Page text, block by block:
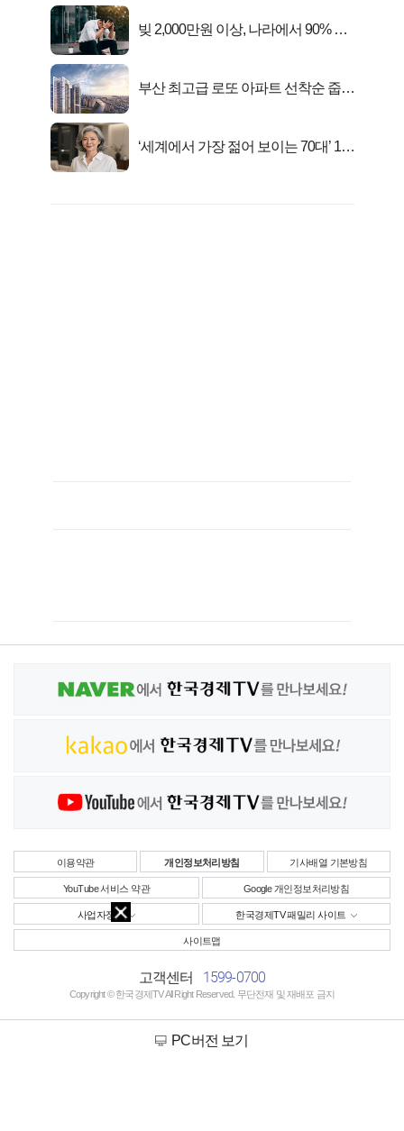
빚 2,000만원 이상, 나라에서 90% 갚
부산 최고급 로또 아파트 선착순 줍줍
‘세계에서 가장 젊어 보이는 70대’ 1위
YouTube 서비스 약관 Google 개인정보처리방침
사이트맵